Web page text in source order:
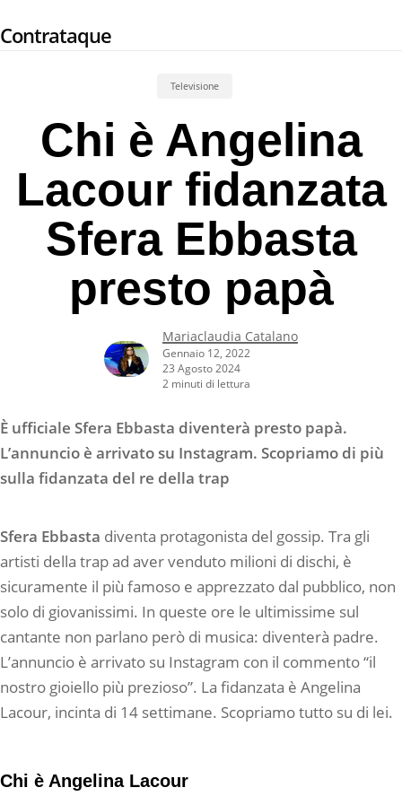
to
Contrataque
Televisione
Chi è Angelina
Lacour fidanzata
Sfera Ebbasta
presto papà
Mariaclaudia Catalano
Gennaio 12, 2022
23 Agosto 2024
2 minuti di lettura
È ufficiale Sfera Ebbasta diventerà presto papà.
L’annuncio è arrivato su Instagram. Scopriamo di più
sulla fidanzata del re della trap
Sfera Ebbasta diventa protagonista del gossip. Tra gli
artisti della trap ad aver venduto milioni di dischi, è
sicuramente il più famoso e apprezzato dal pubblico, non
solo di giovanissimi. In queste ore le ultimissime sul
cantante non parlano però di musica: diventerà padre.
L’annuncio è arrivato su Instagram con il commento “il
nostro gioiello più prezioso”. La fidanzata è Angelina
Lacour, incinta di 14 settimane. Scopriamo tutto su di lei.
Chi è Angelina Lacour